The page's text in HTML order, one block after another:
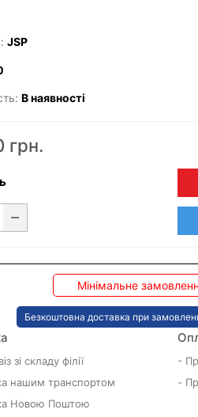
JSP
В наявності
грн.
Мінімальне
Безкоштовна доставка при
зі складу філії
нашим транспортом
Новою Поштою
-
-